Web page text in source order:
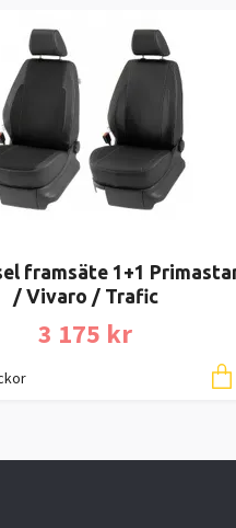
framsäte 1+1
/ Vivaro / Trafic
3 175 kr